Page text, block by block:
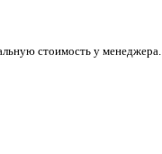
стоимость у менеджера.